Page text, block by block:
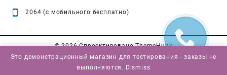
2064 (с мобильного бесплатно)
© 2026Спроектировано ThemeHunk
Это демонстрационный магазин для тестирования - заказы не
выполняются. Dismiss